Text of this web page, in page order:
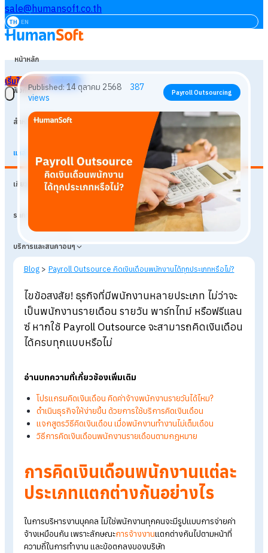
sale@humansoft.co.th
TH EN
หน้าหลัก
ฟังก์ชัน
สำหรับธุรกิจ
แหล่งเรียนรู้
เกี่ยวกับเรา
ราคา
บริการและสินค้าอื่นๆ
เริ่มใช้งานฟรี เข้าสู่ระบบ
Published:14 ตุลาคม 2568 387
views Payroll Outsourcing
Blog > Payroll Outsource คิดเงินเดือนพนักงานได้ทุกประเภทหรือไม่?
ไขข้อสงสัย! ธุรกิจที่มีพนักงานหลายประเภท ไม่ว่าจ
เป็นพนักงานรายเดือน รายวัน พาร์ทไทม์ หรือฟรีแ
ได้ครบทุกแบบหรือไม่
โปรแกรมคิดเงินเดือน คิดค่าจ้างพนักงานรายวันได้ไหม?
ดำเนินธุรกิจให้ง่ายขึ้น ด้วยการใช้บริการคิดเงินเดือน